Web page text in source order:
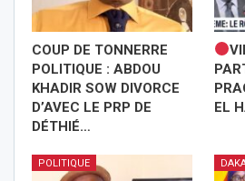
COUP DE TONNERRE
POLITIQUE : ABDOU
KHADIR SOW DIVORCE
D’AVEC LE PRP DE
DÉTHIÉ…
EL
POLITIQUE